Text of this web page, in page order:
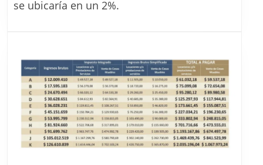
prevé
que
llegue
a
un
2%
se ubicaría en un 2%.